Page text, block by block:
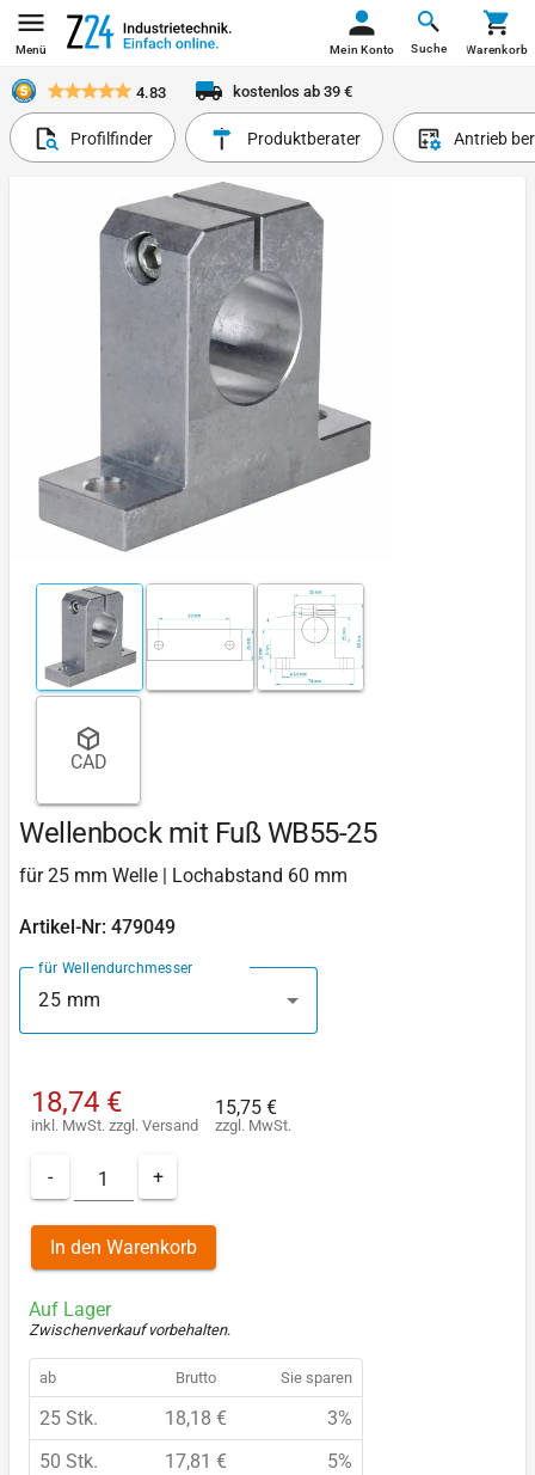
Menü Suche
Mein Konto Warenkorb
4.83 kostenlos ab 39 €
Profilfinder Produktberater Antrieb
CAD
Wellenbock mit Fuß WB55-25
für 25 mm Welle | Lochabstand 60 mm
Artikel-Nr: 479049
für Wellendurchmesser
25 mm
18,74 €
inkl. MwSt. zzgl. Versand
15,75 €
zzgl. MwSt.
- +
In den Warenkorb
Auf Lager
Zwischenverkauf vorbehalten.
ab Brutto Sie sparen
25 Stk. 18,18 €
3%
50 Stk.
17,81 €
5%